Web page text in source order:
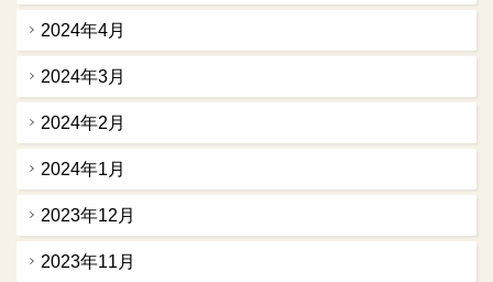
2024年4月
2024年3月
2024年2月
2024年1月
2023年12月
2023年11月